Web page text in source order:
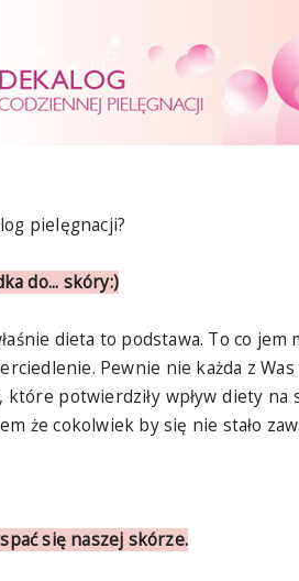
pielęgnacji?
do... skóry:)
dieta to podstawa. To co
Pewnie nie każda z
które potwierdziły wpływ diety
że cokolwiek by się nie stało
się naszej skórze.